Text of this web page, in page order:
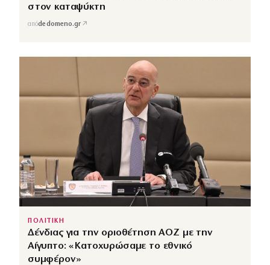
στον καταψύκτη
απόdedomeno.gr ↗
ΠΟΛΙΤΙΚΗ
Δένδιας για την οριοθέτηση ΑΟΖ με την
Αίγυπτο: «Κατοχυρώσαμε το εθνικό
συμφέρον»